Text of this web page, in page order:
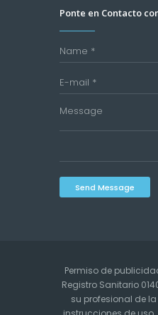
Ponte en Contacto
Send Message
Permiso de
Registro Sanitario
su profesional de